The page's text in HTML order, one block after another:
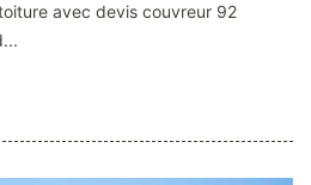
avec devis couvreur 92